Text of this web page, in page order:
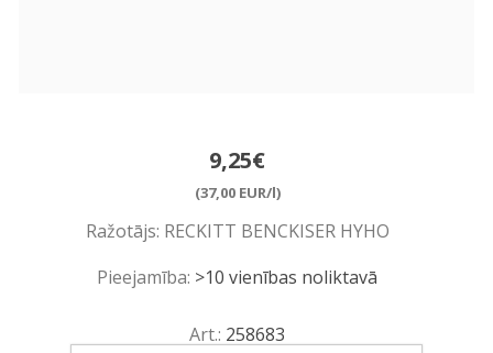
9,25€
(37,00 EUR/l)
Ražotājs: RECKITT BENCKISER HYHO
Pieejamība: >10 vienības noliktavā
Art.: 258683